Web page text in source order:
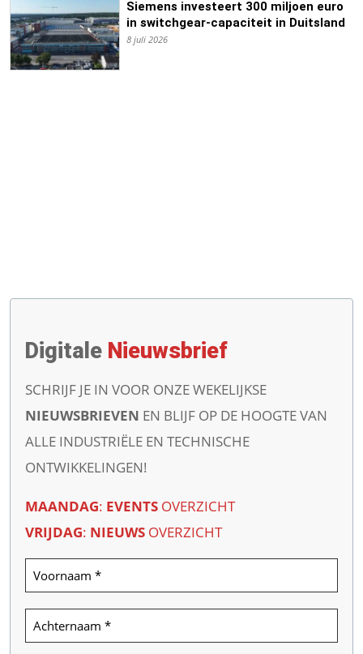
Siemens investeert 300 miljoen euro
in switchgear-capaciteit in Duitsland
8 juli 2026
Digitale Nieuwsbrief
SCHRIJF JE IN VOOR ONZE WEKELIJKSE
NIEUWSBRIEVEN EN BLIJF OP DE HOOGTE VAN
ALLE INDUSTRIËLE EN TECHNISCHE
ONTWIKKELINGEN!
MAANDAG: EVENTS OVERZICHT
VRIJDAG: NIEUWS OVERZICHT